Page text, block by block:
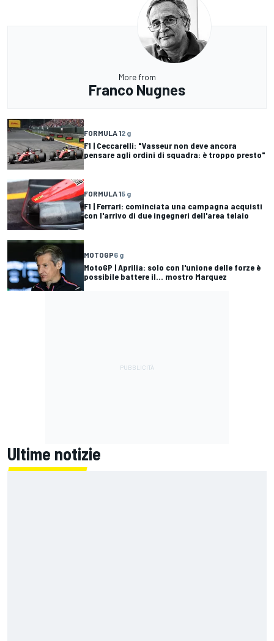
More from
Franco Nugnes
FORMULA 12 g
F1 | Ceccarelli: "Vasseur non deve ancora
pensare agli ordini di squadra: è troppo presto"
FORMULA 15 g
F1 | Ferrari: cominciata una campagna acquisti
con l'arrivo di due ingegneri dell'area telaio
MOTOGP6 g
MotoGP | Aprilia: solo con l'unione delle forze è
possibile battere il... mostro Marquez
Ultime notizie